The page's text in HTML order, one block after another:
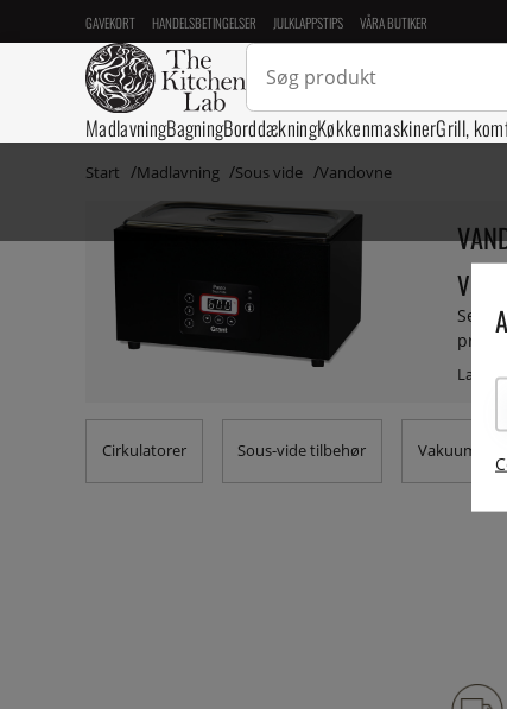
GAVEKORT HANDELSBETINGELSER JULKLAPPSTIPS VÅRA BUTIKER
MadlavningBagningBorddækningKøkkenmaskinerGrill,
Start Madlavning Sous vide Vandovne
Selv
Cirkulatorer Sous-vide tilbehør Vakuum